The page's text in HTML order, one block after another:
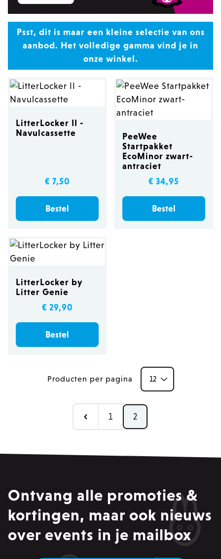
Psst, dit is maar een kleine selectie van ons
aanbod. Het volledige gamma vind je in
onze winkel.
LitterLocker II -
Navulcassette
€ 7,50
Bestel
PeeWee
Startpakket
EcoMinor zwart-
antraciet
€ 34,95
Bestel
LitterLocker by
Litter Genie
€ 29,90
Bestel
PaginaPagina
1
Je leest momenteel
2
Producten per pagina
Ontvang alle promoties &
kortingen, maar ook nieuws
over events in je mailbox